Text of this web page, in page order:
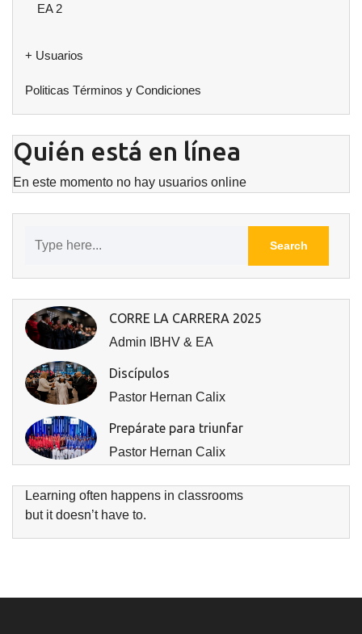
EA 2
+ Usuarios
Politicas Términos y Condiciones
Quién está en línea
En este momento no hay usuarios online
CORRE LA CARRERA 2025
Admin IBHV & EA
Discípulos
Pastor Hernan Calix
Prepárate para triunfar
Pastor Hernan Calix
Learning often happens in classrooms
but it doesn’t have to.